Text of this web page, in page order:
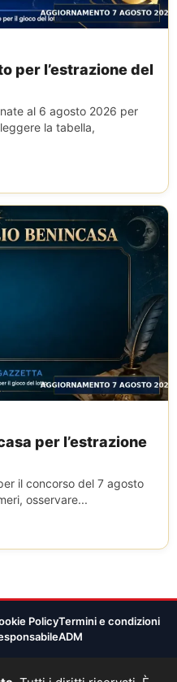
per l’estrazione del
al 6 agosto 2026 per
la tabella,
per l’estrazione
il concorso del 7 agosto
osservare...
PolicyTermini e condizioni
ADM